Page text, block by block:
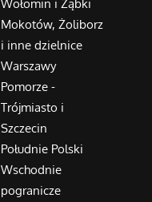
Wołomin i Ząbki
Mokotów, Żoliborz
i inne dzielnice
Warszawy
Pomorze -
Trójmiasto i
Szczecin
Południe Polski
Wschodnie
pogranicze